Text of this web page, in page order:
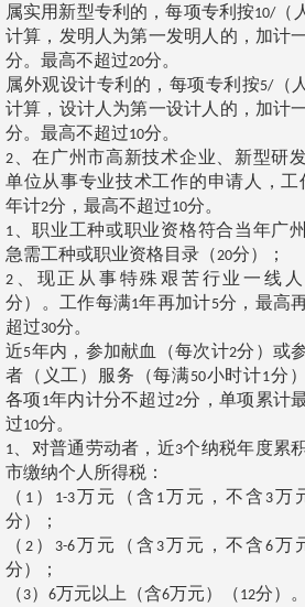
属实用新型专利的，每项专利按10/（
计算，发明人为第一发明人的，加计
分。最高不超过20分。
属外观设计专利的，每项专利按5/（
计算，设计人为第一设计人的，加计
分。最高不超过10分。
2 、在广州市高新技术企业、新型研
单位从事专业技术工作的申请人，工
年计2分，最高不超过10分。
1 、职业工种或职业资格符合当年广
急需工种或职业资格目录（20分）；
2 、现正从事特殊艰苦行业一线
分）。工作每满1年再加计5分，最高
超过30分。
近5年内，参加献血（每次计2分）或
者（义工）服务（每满50小时计1分
各项 1年内计分不超过2分，单项累计
过10分。
1 、对普通劳动者，近3个纳税年度累
市缴纳个人所得税：
（ 1 ） 1-3万元（含 1万元，不含 3万
分）；
（ 2 ） 3-6万元（含 3万元，不含 6万
分）；
（ 3） 6万元以上（含6万元）（ 12分）